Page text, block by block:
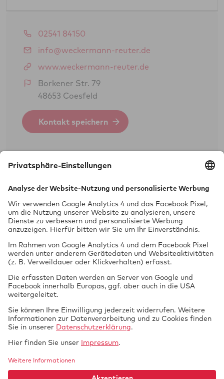
Amtliche Dienstleistungen als GTÜ-Partner:
Hauptuntersuchung Pkw
Änderungsabnahme gem. § 19 (3) StVZO
Gasprüfung Fahrzeugantrieb (GSP/GAP)
BOKraft-Prüfung (Personenbeförderung)
Periodische Technische Untersuchung
2014/45/EU
Dienstleistungen als Unterschriftsberechtigte
Einzelbegutachtung Neufahrzeug (Art. 45/
§ 13 EG-FGV)
Nichtamtliche Dienstleistungen als Kfz-
Sachverständigenbüro:
Flüssiggasanlagen in Fahrzeugen
(Campinggas)
02541 84150
info@weckermann-reuter.de
www.weckermann-reuter.de
Borkener Str. 79
48653 Coesfeld
Kontakt speichern
die Hauptuntersuchung!
Jetzt anmelden
Prüfung
vor Ort
Tech­nik braucht
Datenschutz